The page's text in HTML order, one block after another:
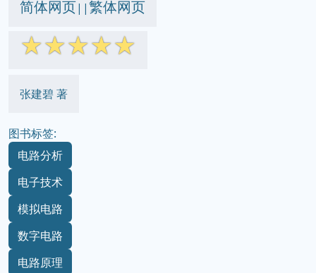
简体网页||繁体网页
☆☆☆☆☆
张建碧 著
图书标签:
电路分析
电子技术
模拟电路
数字电路
电路原理